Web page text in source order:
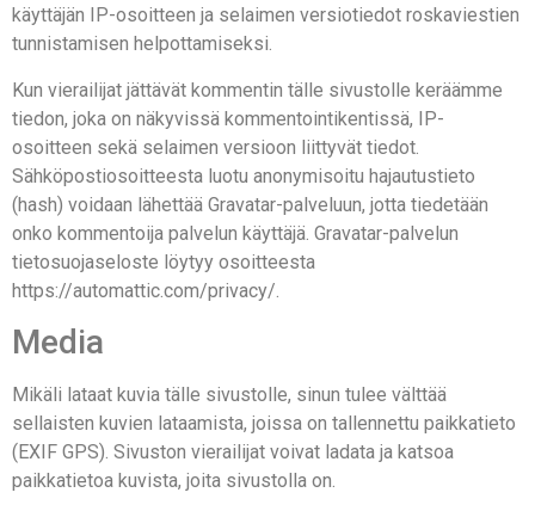
käyttäjän IP-osoitteen ja selaimen versiotiedot roskaviestien
tunnistamisen helpottamiseksi.
Kun vierailijat jättävät kommentin tälle sivustolle keräämme
tiedon, joka on näkyvissä kommentointikentissä, IP-
osoitteen sekä selaimen versioon liittyvät tiedot.
Sähköpostiosoitteesta luotu anonymisoitu hajautustieto
(hash) voidaan lähettää Gravatar-palveluun, jotta tiedetään
onko kommentoija palvelun käyttäjä. Gravatar-palvelun
tietosuojaseloste löytyy osoitteesta
https://automattic.com/privacy/.
Media
Mikäli lataat kuvia tälle sivustolle, sinun tulee välttää
sellaisten kuvien lataamista, joissa on tallennettu paikkatieto
(EXIF GPS). Sivuston vierailijat voivat ladata ja katsoa
paikkatietoa kuvista, joita sivustolla on.